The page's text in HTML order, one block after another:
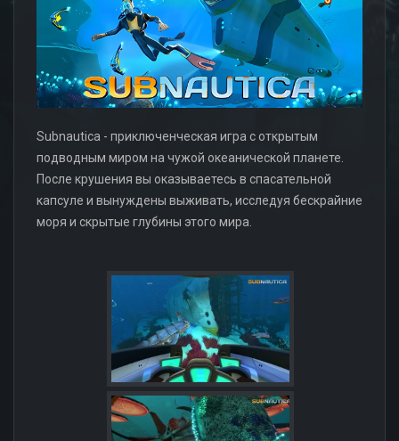
Subnautica - приключенческая игра с открытым
подводным миром на чужой океанической планете.
После крушения вы оказываетесь в спасательной
капсуле и вынуждены выживать, исследуя бескрайние
моря и скрытые глубины этого мира.